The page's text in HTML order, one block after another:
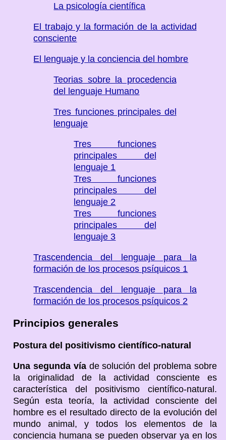
La psicología científica
El trabajo y la formación de la actividad
consciente
El lenguaje y la conciencia del hombre
Teorias sobre la procedencia
del lenguaje Humano
Tres funciones principales del
lenguaje
Tres funciones
principales del
lenguaje 1
Tres funciones
principales del
lenguaje 2
Tres funciones
principales del
lenguaje 3
Trascendencia del lenguaje para la
formación de los procesos psíquicos 1
Trascendencia del lenguaje para la
formación de los procesos psíquicos 2
Principios generales
Postura del positivismo científico-natural
Una segunda víade solución del problema sobre
la originalidad de la actividad consciente es
característica del positivismo científico-natural.
Según esta teoría, la actividad consciente del
hombre es el resultado directo de la evolución del
mundo animal, y todos los elementos de la
conciencia humana se pueden observar ya en los